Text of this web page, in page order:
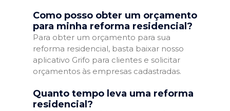
Como posso obter um orçamento
para minha reforma residencial?
Para obter um orçamento para sua
reforma residencial, basta baixar nosso
aplicativo Grifo para clientes e solicitar
orçamentos às empresas cadastradas.
Quanto tempo leva uma reforma
residencial?